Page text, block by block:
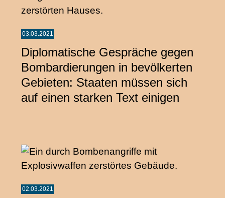
03.03.2021
Diplomatische Gespräche gegen
Bombardierungen in bevölkerten
Gebieten: Staaten müssen sich
auf einen starken Text einigen
02.03.2021